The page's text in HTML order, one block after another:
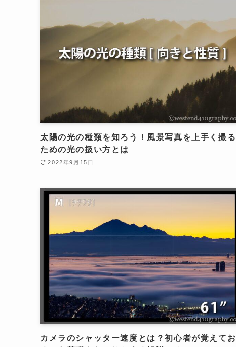
太陽の光の種類を知ろう！風景写真を上手く撮る
ための光の扱い方とは
2022年9月15日
カメラのシャッター速度とは？初心者が覚えてお